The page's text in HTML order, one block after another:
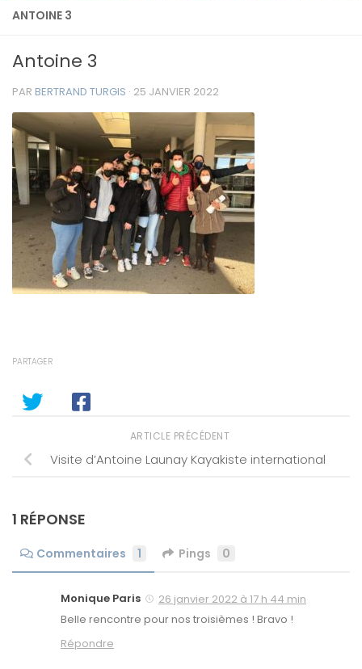
ANTOINE 3
Antoine 3
PAR BERTRAND TURGIS · 25 JANVIER 2022
PARTAGER
ARTICLE PRÉCÉDENT
Visite d’Antoine Launay Kayakiste international
1 RÉPONSE
Commentaires 1 Pings 0
Monique Paris
26 janvier 2022 à 17 h 44 min
Belle rencontre pour nos troisièmes ! Bravo !
Répondre